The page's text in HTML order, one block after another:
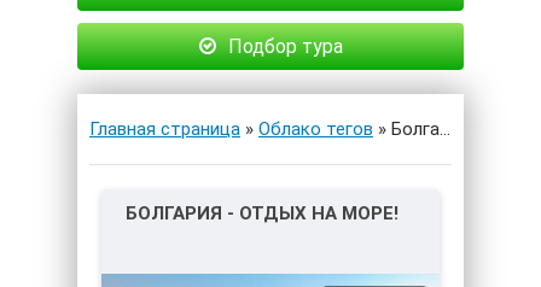
Подбор тура
Главная страница » Облако тегов » Болгария
БОЛГАРИЯ - ОТДЫХ НА МОРЕ!